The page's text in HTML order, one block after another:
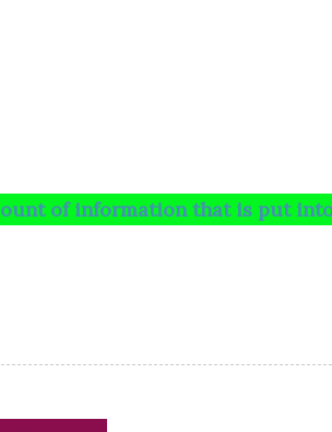
that is put into your